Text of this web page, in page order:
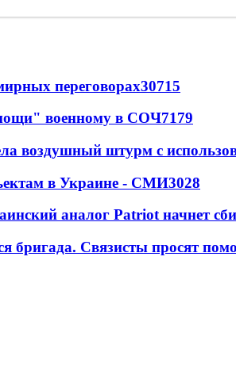
переговорах30715
военному в СОЧ7179
воздушный штурм с
в Украине - СМИ3028
аналог Patriot начнет
бригада. Связисты просят